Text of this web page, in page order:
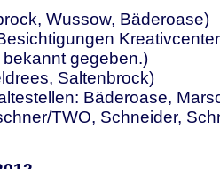
Wussow, Bäderoase)
gegeben.)
Saltenbrock)
Bäderoase,
TWO, Schneider,